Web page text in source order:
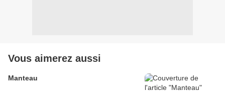
Vous aimerez aussi
Manteau